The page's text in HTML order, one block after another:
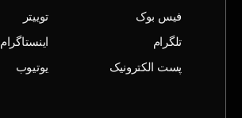
فیس بوک
تلگرام
پست الکترونیک
توییتر
اینستاگرام
یوتیوب